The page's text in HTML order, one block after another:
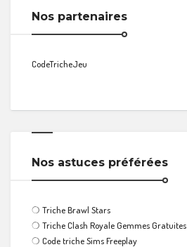
Nos partenaires
CodeTricheJeu
Nos astuces préférées
❍ Triche Brawl Stars
❍ Triche Clash Royale Gemmes Gratuites
❍ Code triche Sims Freeplay